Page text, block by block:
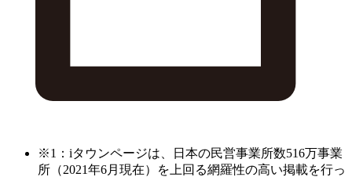
※1：iタウンページは、日本の民営事業所数516万事業
所（2021年6月現在）を上回る網羅性の高い掲載を行っ